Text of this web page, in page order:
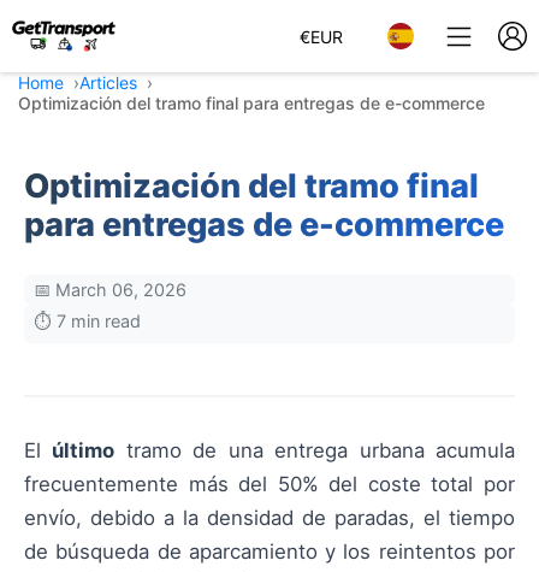
€EUR
Home
Articles
Optimización del tramo final para entregas de e-commerce
Optimización del tramo final
para entregas de e-commerce
📅 March 06, 2026
⏱️ 7 min read
El último tramo de una entrega urbana acumula
frecuentemente más del 50% del coste total por
envío, debido a la densidad de paradas, el tiempo
de búsqueda de aparcamiento y los reintentos por